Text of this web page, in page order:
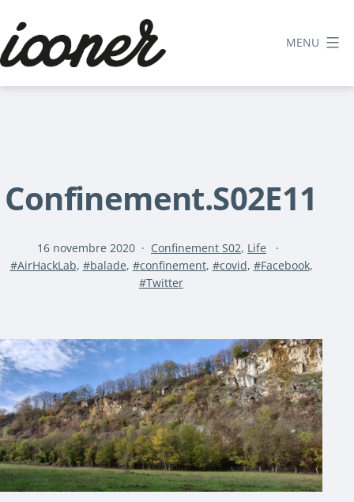
contenu
MENU
Confinement.S02E11
Publié
le
16 novembre 2020
Catégorisé
comme
Confinement S02, Life
Étiqueté
AirHackLab, balade, confinement, covid, Facebook,
Twitter